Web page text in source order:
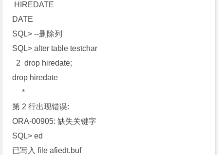
HIREDATE
DATE
SQL> --删除列
SQL> alter table testchar
2 drop hiredate;
drop hiredate
*
第 2 行出现错误:
ORA-00905: 缺失关键字
SQL> ed
已写入 file afiedt.buf